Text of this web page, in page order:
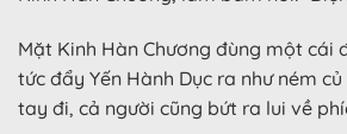
Mặt Kinh Hàn Chương đùng một cái
tức đẩy Yến Hành Dục ra như ném
tay đi, cả người cũng bứt ra lui về